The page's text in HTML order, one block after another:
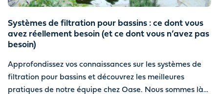
Systèmes de filtration pour bassins : ce dont vous
avez réellement besoin (et ce dont vous n’avez pas
besoin)
Approfondissez vos connaissances sur les systèmes de
filtration pour bassins et découvrez les meilleures
pratiques de notre équipe chez Oase. Nous sommes là